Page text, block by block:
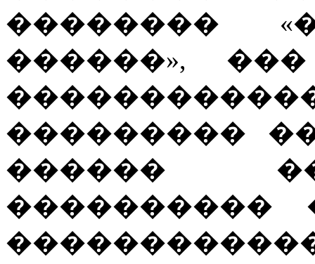
��������
������»,
���������
������
����������